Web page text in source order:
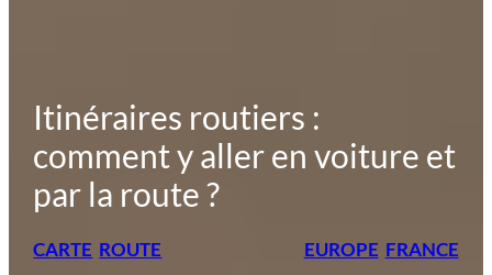
Itinéraires routiers :
comment y aller en voiture et
par la route ?
CARTE ROUTE EUROPE FRANCE